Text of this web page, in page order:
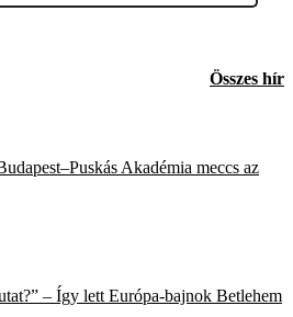
Összes hír
Akadémia meccs az
– Így lett Európa-bajnok Betlehem